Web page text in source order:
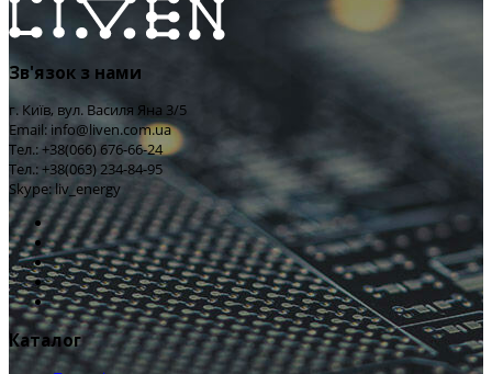
Зв'язок з нами
г. Київ, вул. Василя Яна 3/5
Email: info@liven.com.ua
Тел.: +38(066) 676-66-24
Тел.: +38(063) 234-84-95
Skype: liv_energy
Каталог